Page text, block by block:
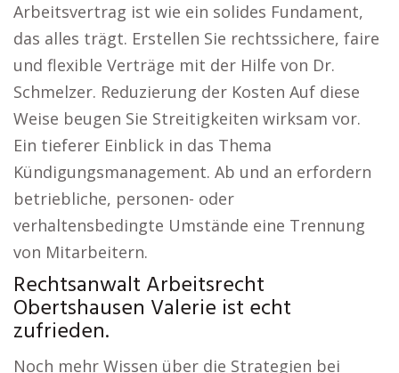
Arbeitsvertrag ist wie ein solides Fundament,
das alles trägt. Erstellen Sie rechtssichere, faire
und flexible Verträge mit der Hilfe von Dr.
Schmelzer. Reduzierung der Kosten Auf diese
Weise beugen Sie Streitigkeiten wirksam vor.
Ein tieferer Einblick in das Thema
Kündigungsmanagement. Ab und an erfordern
betriebliche, personen- oder
verhaltensbedingte Umstände eine Trennung
von Mitarbeitern.
Rechtsanwalt Arbeitsrecht
Obertshausen Valerie ist echt
zufrieden.
Noch mehr Wissen über die Strategien bei